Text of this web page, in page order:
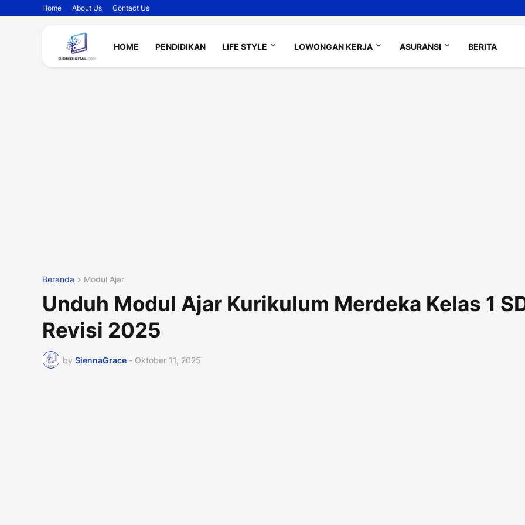
Home About Us Contact Us
HOME PENDIDIKAN LIFE STYLE LOWONGAN KERJA ASURANSI BERITA
Beranda Modul Ajar
Unduh Modul Ajar Kurikulum Merdeka Kelas 1
Revisi 2025
by SiennaGrace - Oktober 11, 2025